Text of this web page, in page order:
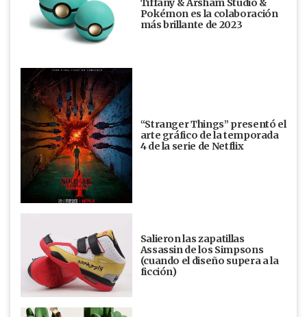
Tiffany & Arsham Studio &
Pokémon es la colaboración
más brillante de 2023
“Stranger Things” presentó el
arte gráfico de la temporada
4 de la serie de Netflix
Salieron las zapatillas
Assassin de los Simpsons
(cuando el diseño supera a la
ficción)